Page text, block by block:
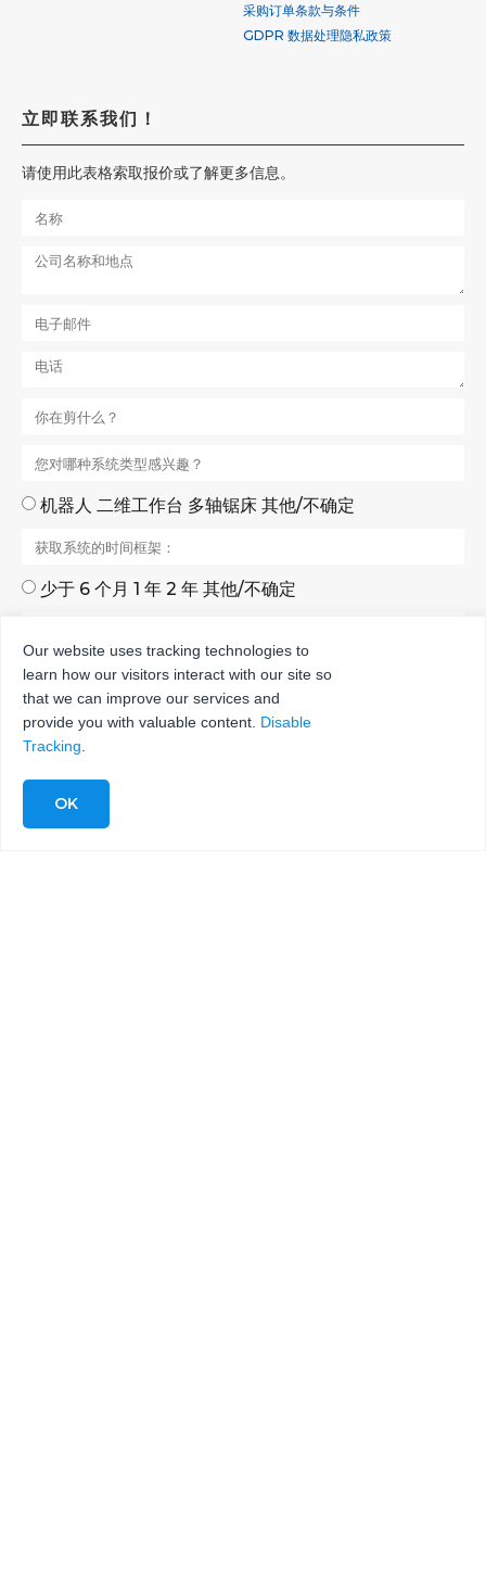
采购订单条款与条件
GDPR 数据处理隐私政策
立即联系我们！
请使用此表格索取报价或了解更多信息。
机器人 二维工作台 多轴锯床 其他/不确定
少于 6 个月 1 年 2 年 其他/不确定
发送
Our website uses tracking technologies to
learn how our visitors interact with our site so
that we can improve our services and
provide you with valuable content. Disable
Tracking